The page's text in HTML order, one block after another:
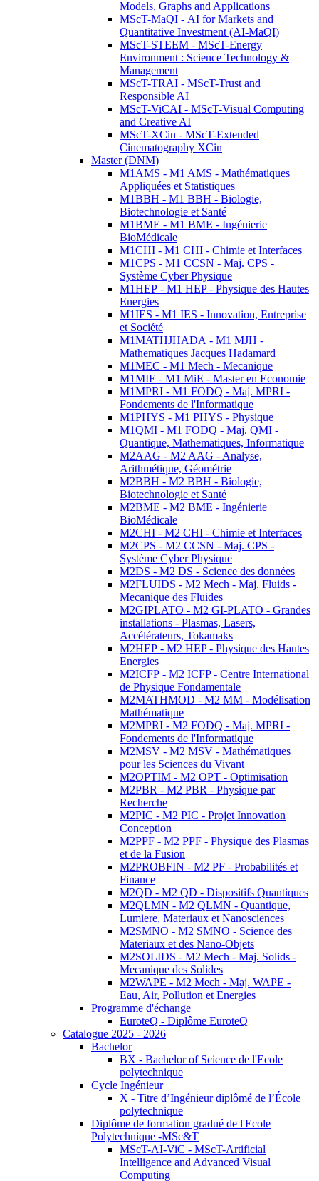
Models, Graphs and Applications
MScT-MaQI - AI for Markets and
Quantitative Investment (AI-MaQI)
MScT-STEEM - MScT-Energy
Environment : Science Technology &
Management
MScT-TRAI - MScT-Trust and
Responsible AI
MScT-ViCAI - MScT-Visual Computing
and Creative AI
MScT-XCin - MScT-Extended
Cinematography XCin
Master (DNM)
M1AMS - M1 AMS - Mathématiques
Appliquées et Statistiques
M1BBH - M1 BBH - Biologie,
Biotechnologie et Santé
M1BME - M1 BME - Ingénierie
BioMédicale
M1CHI - M1 CHI - Chimie et Interfaces
M1CPS - M1 CCSN - Maj. CPS -
Système Cyber Physique
M1HEP - M1 HEP - Physique des Hautes
Energies
M1IES - M1 IES - Innovation, Entreprise
et Société
M1MATHJHADA - M1 MJH -
Mathematiques Jacques Hadamard
M1MEC - M1 Mech - Mecanique
M1MIE - M1 MiE - Master en Economie
M1MPRI - M1 FODQ - Maj. MPRI -
Fondements de l'Informatique
M1PHYS - M1 PHYS - Physique
M1QMI - M1 FODQ - Maj. QMI -
Quantique, Mathematiques, Informatique
M2AAG - M2 AAG - Analyse,
Arithmétique, Géométrie
M2BBH - M2 BBH - Biologie,
Biotechnologie et Santé
M2BME - M2 BME - Ingénierie
BioMédicale
M2CHI - M2 CHI - Chimie et Interfaces
M2CPS - M2 CCSN - Maj. CPS -
Système Cyber Physique
M2DS - M2 DS - Science des données
M2FLUIDS - M2 Mech - Maj. Fluids -
Mecanique des Fluides
M2GIPLATO - M2 GI-PLATO - Grandes
installations - Plasmas, Lasers,
Accélérateurs, Tokamaks
M2HEP - M2 HEP - Physique des Hautes
Energies
M2ICFP - M2 ICFP - Centre International
de Physique Fondamentale
M2MATHMOD - M2 MM - Modélisation
Mathématique
M2MPRI - M2 FODQ - Maj. MPRI -
Fondements de l'Informatique
M2MSV - M2 MSV - Mathématiques
pour les Sciences du Vivant
M2OPTIM - M2 OPT - Optimisation
M2PBR - M2 PBR - Physique par
Recherche
M2PIC - M2 PIC - Projet Innovation
Conception
M2PPF - M2 PPF - Physique des Plasmas
et de la Fusion
M2PROBFIN - M2 PF - Probabilités et
Finance
M2QD - M2 QD - Dispositifs Quantiques
M2QLMN - M2 QLMN - Quantique,
Lumiere, Materiaux et Nanosciences
M2SMNO - M2 SMNO - Science des
Materiaux et des Nano-Objets
M2SOLIDS - M2 Mech - Maj. Solids -
Mecanique des Solides
M2WAPE - M2 Mech - Maj. WAPE -
Eau, Air, Pollution et Energies
Programme d'échange
EuroteQ - Diplôme EuroteQ
Catalogue 2025 - 2026
Bachelor
BX - Bachelor of Science de l'Ecole
polytechnique
Cycle Ingénieur
X - Titre d’Ingénieur diplômé de l’École
polytechnique
Diplôme de formation gradué de l'Ecole
Polytechnique -MSc&T
MScT-AI-ViC - MScT-Artificial
Intelligence and Advanced Visual
Computing